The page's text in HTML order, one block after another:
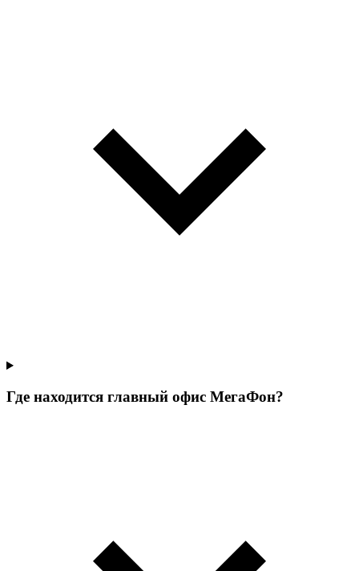
Где находится главный офис МегаФон?